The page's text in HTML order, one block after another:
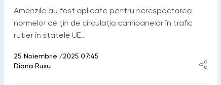
Amenzile au fost aplicate pentru nerespectarea
normelor ce țin de circulația camioanelor în trafic
rutier în statele UE..
25 Noiembrie /2025 07:45
Diana Rusu